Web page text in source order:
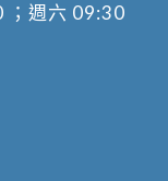
；週六 09:30